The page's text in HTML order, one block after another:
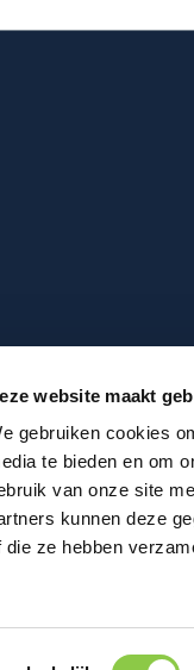
website maakt
gebruiken cookies
te bieden en om
van onze site
kunnen deze
die ze hebben